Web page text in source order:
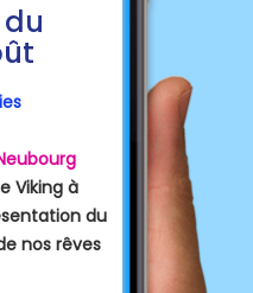
Viking à
du
nos rêves